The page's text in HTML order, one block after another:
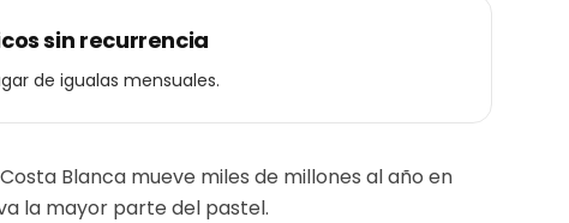
sin recurrencia
de igualas mensuales.
Blanca mueve miles de millones al año en
la mayor parte del pastel.